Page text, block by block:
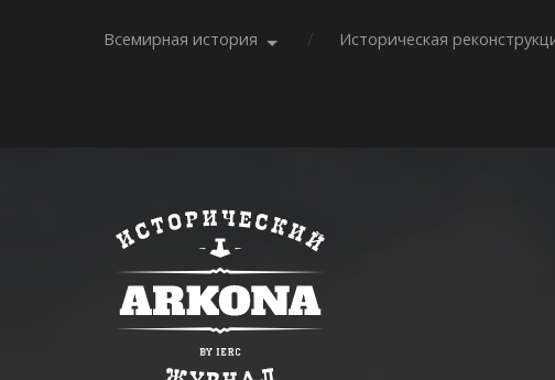
Всемирная история Историческая